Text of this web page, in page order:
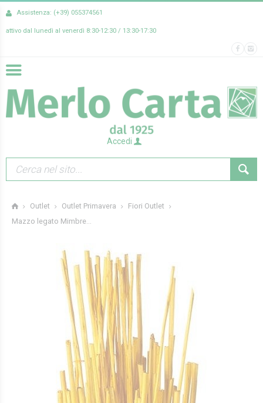
Assistenza: (+39) 055374561
attivo dal lunedì al venerdì 8:30-12:30 / 13:30-17:30
Accedi
Outlet Outlet Primavera
Fiori Outlet
Mazzo legato Mimbre...